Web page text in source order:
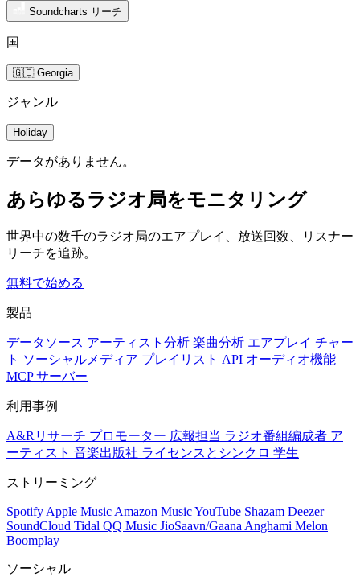
Soundcharts リーチ
国
🇬🇪 Georgia
ジャンル
Holiday
データがありません。
あらゆるラジオ局をモニタリング
世界中の数千のラジオ局のエアプレイ、放送回数、リスナー
リーチを追跡。
無料で始める
製品
データソース アーティスト分析 楽曲分析 エアプレイ チャー
ト ソーシャルメディア プレイリスト API オーディオ機能
MCP サーバー
利用事例
A&Rリサーチ プロモーター 広報担当 ラジオ番組編成者 ア
ーティスト 音楽出版社 ライセンスとシンクロ 学生
ストリーミング
Spotify Apple Music Amazon MusicYouTube Shazam Deezer
SoundCloud Tidal QQ Music JioSaavn/Gaana Anghami Melon
Boomplay
ソーシャル